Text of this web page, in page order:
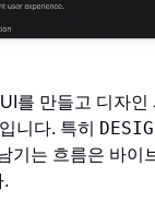
를 만들고 디자인
니다. 특히
기는 흐름은 바이
.